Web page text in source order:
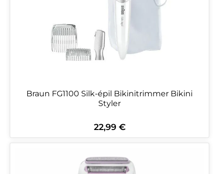
Braun FG1100 Silk-épil Bikinitrimmer Bikini
Styler
Regulärer Preis:
22,99 €